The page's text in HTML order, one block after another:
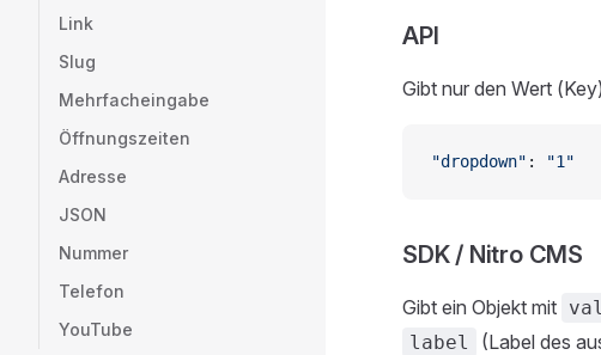
Link
Slug
Mehrfacheingabe
Öffnungszeiten
Adresse
JSON
Nummer
Telefon
YouTube
API
Gibt nur den Wert
"dropdown" : "1"
SDK / Nitro CMS
Gibt ein Objekt mit
label (Label des